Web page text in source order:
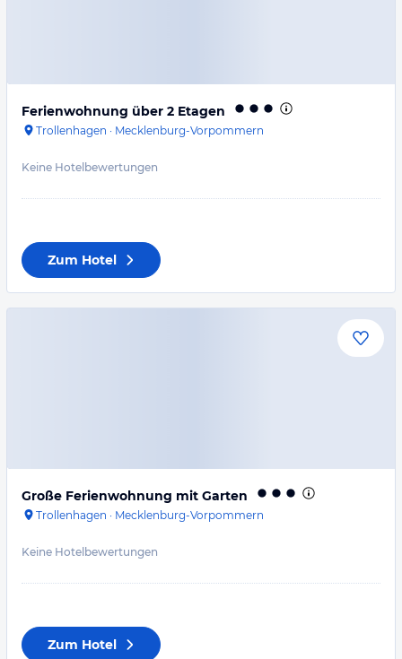
Ferienwohnung über 2 Etagen
Trollenhagen · Mecklenburg-Vorpommern
Keine Hotelbewertungen
Zum Hotel
Große Ferienwohnung mit Garten
Trollenhagen · Mecklenburg-Vorpommern
Keine Hotelbewertungen
Zum Hotel